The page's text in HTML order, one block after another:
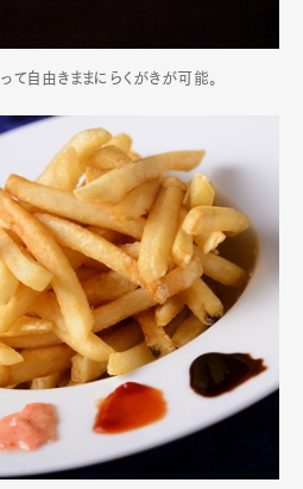
自由きままにらくがきが可能。